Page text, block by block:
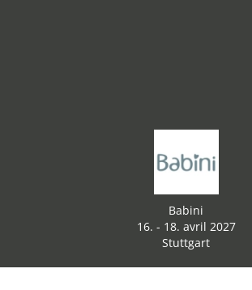
Babini
16. - 18. avril 2027
Stuttgart